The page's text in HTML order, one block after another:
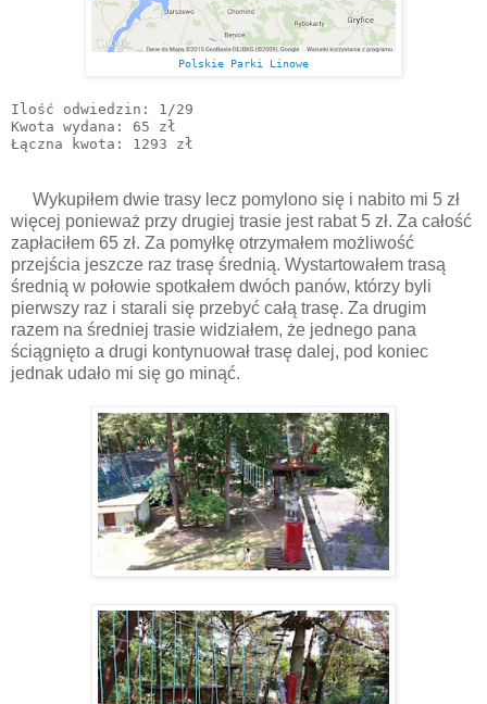
Polskie Parki Linowe
Ilość odwiedzin: 1/29
Kwota wydana: 65 zł
Łączna kwota: 1293 zł
Wykupiłem dwie trasy lecz pomylono się i nabito mi 5 zł
więcej ponieważ przy drugiej trasie jest rabat 5 zł. Za całość
zapłaciłem 65 zł. Za pomyłkę otrzymałem możliwość
przejścia jeszcze raz trasę średnią. Wystartowałem trasą
średnią w połowie spotkałem dwóch panów, którzy byli
pierwszy raz i starali się przebyć całą trasę. Za drugim
razem na średniej trasie widziałem, że jednego pana
ściągnięto a drugi kontynuował trasę dalej, pod koniec
jednak udało mi się go minąć.